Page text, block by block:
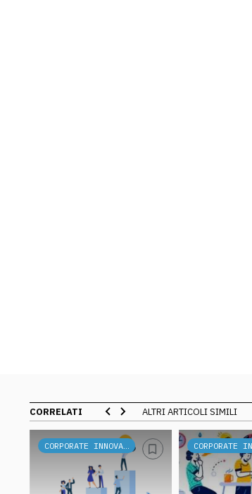
CORRELATI ALTRI ARTICOLI SIMILI
CORPORATE INNOVATION